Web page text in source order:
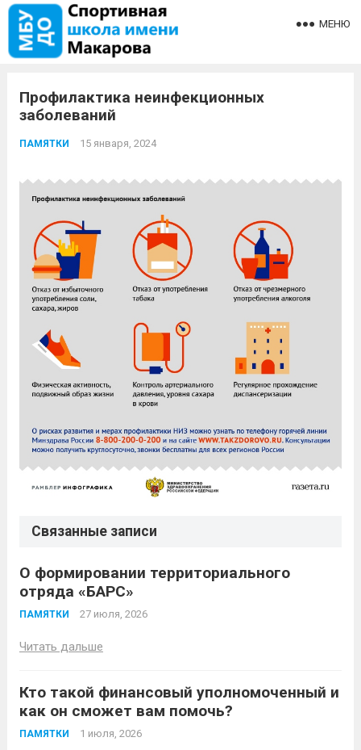
МЕНЮ
Профилактика неинфекционных
заболеваний
ПАМЯТКИ 15 января, 2024
Связанные записи
О формировании территориального
отряда «БАРС»
ПАМЯТКИ 27 июля, 2026
Читать дальше
Кто такой финансовый уполномоченный и
как он сможет вам помочь?
ПАМЯТКИ 1 июля, 2026